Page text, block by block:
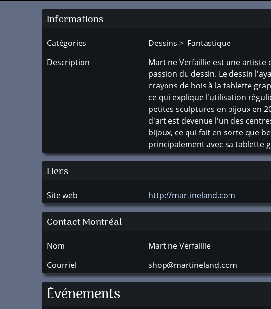
Informations
Catégories
Dessins > Fantastique
Description
Martine Verfaillie est une artiste
passion du dessin. Le dessin
crayons de bois à la tablette
ce qui explique l'utilisation
petites sculptures en bijoux en
d'art est devenue l'un des
bijoux, ce qui fait en sorte que
principalement avec sa tablette
Liens
Site web http://martineland.com
Contact Montréal
Nom
Martine Verfaillie
Courriel
shop@martineland.com
Événements